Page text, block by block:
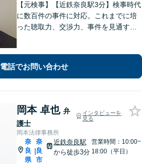
【元検事】【近鉄奈良駅3分】検事時代
に数百件の事件に対応。これまでに培
った聴取力、交渉力、事件を見通す分
【法テラス利用可】
電話でお問い合わせ
岡本 卓也 弁
護士
インタビューを
見る
岡本法律事務所
奈
良
県
|
奈
良
市
近鉄奈良駅
から徒歩3分
営業時間：10:00~
18:00（平日）